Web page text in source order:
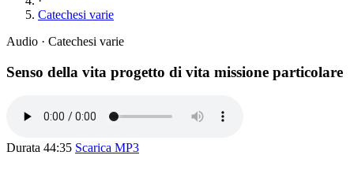
Catechesi varie
Audio · Catechesi varie
Senso della vita progetto di vita missione particolare
Durata 44:35 Scarica MP3